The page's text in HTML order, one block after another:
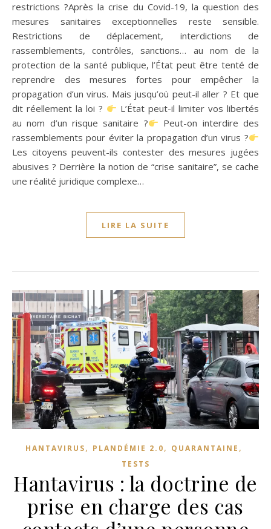
restrictions ?Après la crise du Covid-19, la question des
mesures sanitaires exceptionnelles reste sensible.
Restrictions de déplacement, interdictions de
rassemblements, contrôles, sanctions… au nom de la
protection de la santé publique, l’État peut être tenté de
reprendre des mesures fortes pour empêcher la
propagation d’un virus. Mais jusqu’où peut-il aller ? Et que
dit réellement la loi ?
L’État peut-il limiter vos libertés
au nom d’un risque sanitaire ?
Peut-on interdire des
rassemblements pour éviter la propagation d’un virus ?
Les citoyens peuvent-ils contester des mesures jugées
abusives ? Derrière la notion de “crise sanitaire”, se cache
une réalité juridique complexe…
LIRE LA SUITE
HANTAVIRUS, PLANDÉMIE 2.0, QUARANTAINE ,
TESTS
Hantavirus : la doctrine de
prise en charge des cas